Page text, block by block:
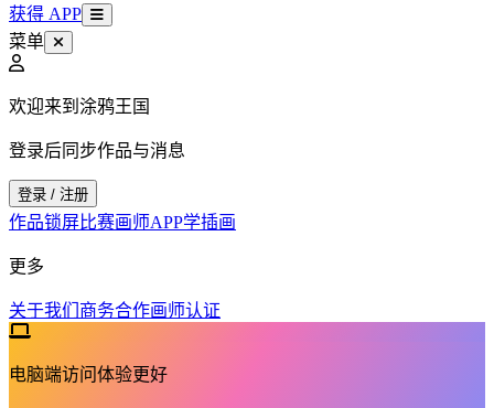
获得 APP
菜单
欢迎来到涂鸦王国
登录后同步作品与消息
登录 / 注册
作品锁屏比赛画师APP学插画
更多
关于我们 商务合作画师认证
电脑端访问体验更好